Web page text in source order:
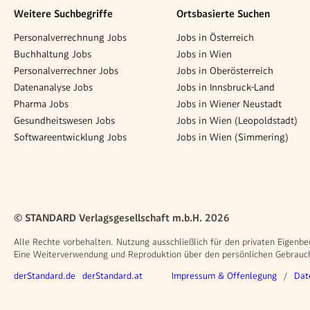
Weitere Suchbegriffe
Personalverrechnung Jobs
Buchhaltung Jobs
Personalverrechner Jobs
Datenanalyse Jobs
Pharma Jobs
Gesundheitswesen Jobs
Softwareentwicklung Jobs
Ortsbasierte Suchen
Jobs in Österreich
Jobs in Wien
Jobs in Oberösterreich
Jobs in Innsbruck-Land
Jobs in Wiener Neustadt
Jobs in Wien (Leopoldstadt)
Jobs in Wien (Simmering)
© STANDARD Verlagsgesellschaft m.b.H. 2026
Alle Rechte vorbehalten. Nutzung ausschließlich für den privaten
Eine Weiterverwendung und Reproduktion über den persönlichen
Weitere Angebote
derStandard.de derStandard.at Rechtliches
Impressum & Offenlegung